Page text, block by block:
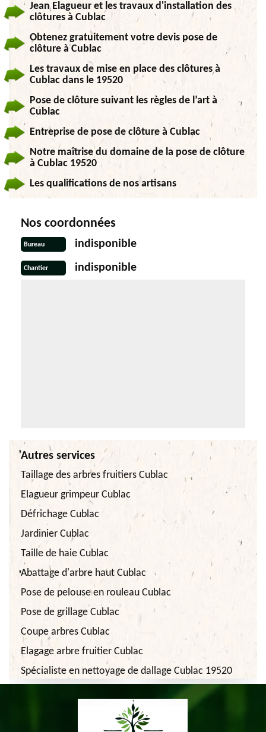
Jean Elagueur et les travaux d'installation des
clôtures à Cublac
Obtenez gratuitement votre devis pose de
clôture à Cublac
Les travaux de mise en place des clôtures à
Cublac dans le 19520
Pose de clôture suivant les règles de l’art à
Cublac
Entreprise de pose de clôture à Cublac
Notre maîtrise du domaine de la pose de clôture
à Cublac 19520
Les qualifications de nos artisans
Nos coordonnées
Bureau indisponible
Chantier indisponible
Autres services
Taillage des arbres fruitiers Cublac
Elagueur grimpeur Cublac
Défrichage Cublac
Jardinier Cublac
Taille de haie Cublac
Abattage d'arbre haut Cublac
Pose de pelouse en rouleau Cublac
Pose de grillage Cublac
Coupe arbres Cublac
Elagage arbre fruitier Cublac
Spécialiste en nettoyage de dallage Cublac 19520